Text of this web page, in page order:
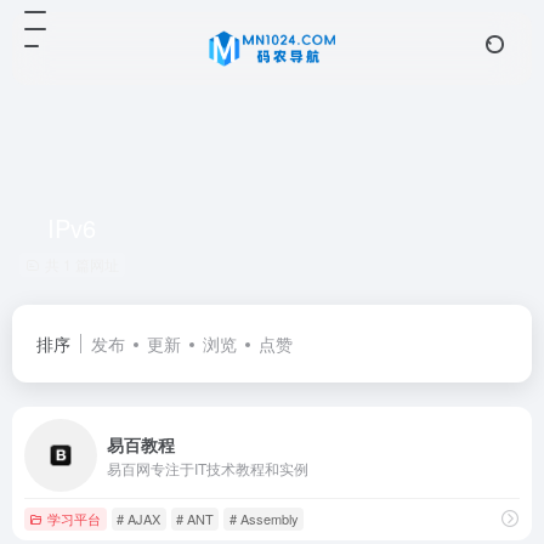
排序 发布 更新 浏览 点赞
易百教程
易百网专注于IT技术教程和实例
学习平台 # AJAX # ANT # Assembly